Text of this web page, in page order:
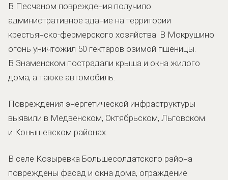
В Песчаном повреждения получило
административное здание на территории
крестьянско-фермерского хозяйства. В Мокрушино
огонь уничтожил 50 гектаров озимой пшеницы.
В Знаменском пострадали крыша и окна жилого
дома, а также автомобиль.
Повреждения энергетической инфраструктуры
выявили в Медвенском, Октябрьском, Льговском
и Конышевском районах.
В селе Козыревка Большесолдатского района
повреждены фасад и окна дома, ограждение